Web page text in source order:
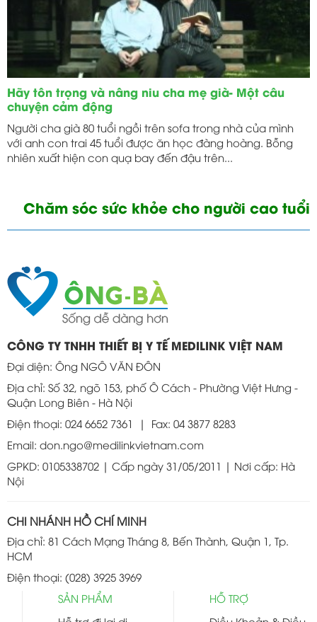
Hãy tôn trọng và nâng niu cha mẹ già- Một câu
chuyện cảm động
Người cha già 80 tuổi ngồi trên sofa trong nhà của mình
với anh con trai 45 tuổi được ăn học đàng hoàng. Bỗng
nhiên xuất hiện con quạ bay đến đậu trên...
Chăm sóc sức khỏe cho người cao tuổi
CÔNG TY TNHH THIẾT BỊ Y TẾ MEDILINK VIỆT NAM
Đại diện: Ông NGÔ VĂN ĐÔN
Địa chỉ: Số 32, ngõ 153, phố Ô Cách - Phường Việt Hưng -
Quận Long Biên - Hà Nội
Điện thoại: 024 6652 7361 | Fax: 04 3877 8283
Email: don.ngo@medilinkvietnam.com
GPKD: 0105338702 | Cấp ngày 31/05/2011 | Nơi cấp: Hà
Nội
CHI NHÁNH HỒ CHÍ MINH
Địa chỉ: 81 Cách Mạng Tháng 8, Bến Thành, Quận 1, Tp.
HCM
Điện thoại: (028) 3925 3969
SẢN PHẨM
HỖ TRỢ